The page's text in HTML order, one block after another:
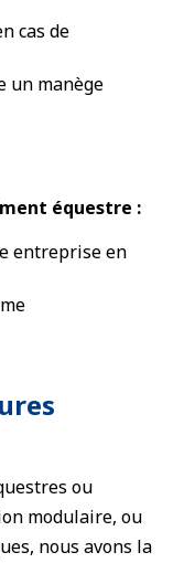
cas de
un manège
équestre :
entreprise en
ou
modulaire, ou
nous avons la